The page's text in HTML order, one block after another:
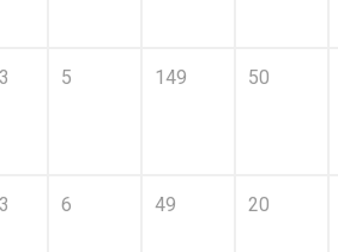
3 5 149 50
3 6 49 20